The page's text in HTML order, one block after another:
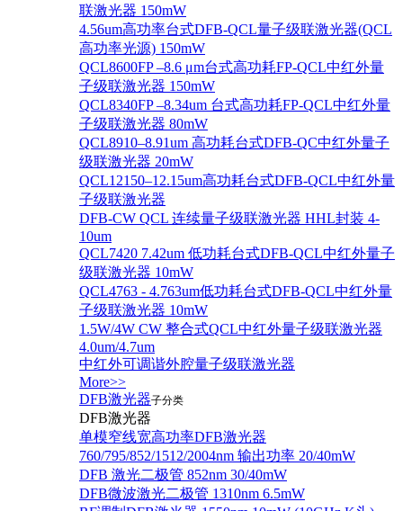
联激光器 150mW
4.56um高功率台式DFB-QCL量子级联激光器(QCL
高功率光源) 150mW
QCL8600FP –8.6 μm台式高功耗FP-QCL中红外量
子级联激光器 150mW
QCL8340FP –8.34um 台式高功耗FP-QCL中红外量
子级联激光器 80mW
QCL8910–8.91um 高功耗台式DFB-QC中红外量子
级联激光器 20mW
QCL12150–12.15um高功耗台式DFB-QCL中红外量
子级联激光器
DFB-CW QCL 连续量子级联激光器 HHL封装 4-
10um
QCL7420 7.42um 低功耗台式DFB-QCL中红外量子
级联激光器 10mW
QCL4763 - 4.763um低功耗台式DFB-QCL中红外量
子级联激光器 10mW
1.5W/4W CW 整合式QCL中红外量子级联激光器
4.0um/4.7um
中红外可调谐外腔量子级联激光器
More>>
DFB激光器子分类
DFB激光器
单模窄线宽高功率DFB激光器
760/795/852/1512/2004nm 输出功率 20/40mW
DFB 激光二极管 852nm 30/40mW
DFB微波激光二极管 1310nm 6.5mW